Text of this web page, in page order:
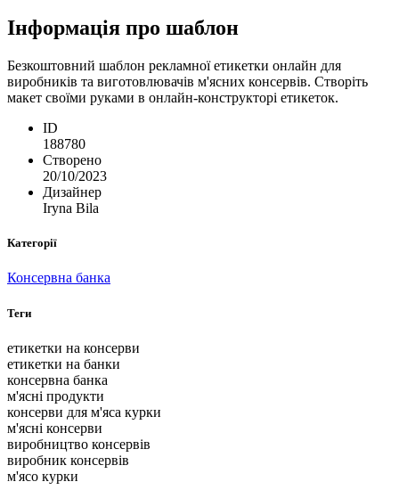
Інформація про шаблон
Безкоштовний шаблон рекламної етикетки онлайн для
виробників та виготовлювачів м'ясних консервів. Створіть
макет своїми руками в онлайн-конструкторі етикеток.
ID
188780
Створено
20/10/2023
Дизайнер
Iryna Bila
Категорії
Консервна банка
Теги
етикетки на консерви
етикетки на банки
консервна банка
м'ясні продукти
консерви для м'яса курки
м'ясні консерви
виробництво консервів
виробник консервів
м'ясо курки